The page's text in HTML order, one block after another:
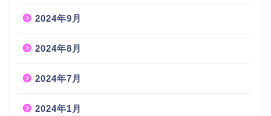
2024年9月
2024年8月
2024年7月
2024年1月